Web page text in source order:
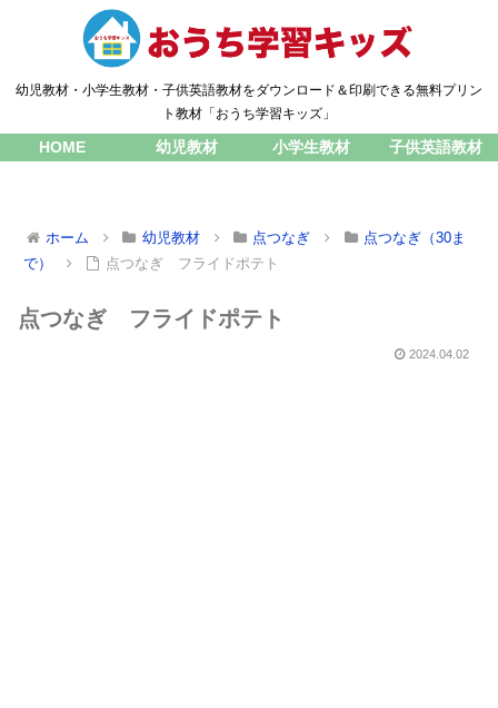
幼児教材・小学生教材・子供英語教材をダウンロード＆印刷できる無料プリン
ト教材「おうち学習キッズ」
HOME 幼児教材 小学生教材 子供英語教材
ホーム 幼児教材 点つなぎ
点つなぎ（30ま
で）
点つなぎ フライドポテト
点つなぎ フライドポテト
2024.04.02